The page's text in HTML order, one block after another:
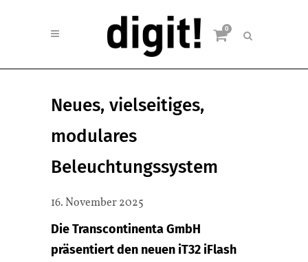
0
Neues, vielseitiges,
modulares
Beleuchtungssystem
16. November 2025
Die Transcontinenta GmbH
präsentiert den neuen iT32 iFlash